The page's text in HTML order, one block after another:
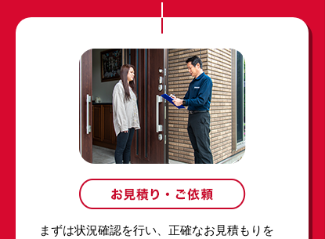
まずは状況確認を行い、正確なお見積もりを